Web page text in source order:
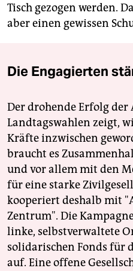
Tisch gezogen werden.
aber einen gewissen
Die Engagierten
Der drohende Erfolg
Landtagswahlen zeigt,
Kräfte inzwischen
braucht es
und vor allem mit den
für eine starke
kooperiert deshalb mit
Zentrum". Die
linke, selbstverwaltete
solidarischen Fonds für
auf. Eine offene